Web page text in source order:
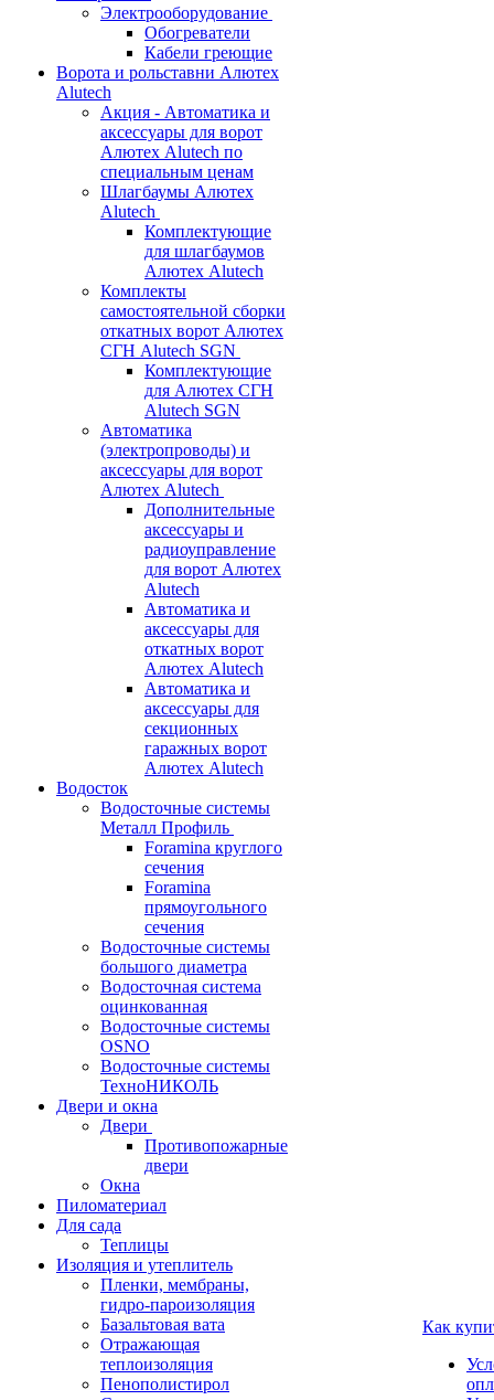
Электрооборудование
Обогреватели
Кабели греющие
Ворота и рольставни Алютех
Alutech
Акция - Автоматика и
аксессуары для ворот
Алютех Alutech по
специальным ценам
Шлагбаумы Алютех
Alutech
Комплектующие
для шлагбаумов
Алютех Alutech
Комплекты
самостоятельной сборки
откатных ворот Алютех
СГН Alutech SGN
Комплектующие
для Алютех СГН
Alutech SGN
Автоматика
(электропроводы) и
аксессуары для ворот
Алютех Alutech
Дополнительные
аксессуары и
радиоуправление
для ворот Алютех
Alutech
Автоматика и
аксессуары для
откатных ворот
Алютех Alutech
Автоматика и
аксессуары для
секционных
гаражных ворот
Алютех Alutech
Водосток
Водосточные системы
Металл Профиль
Foramina круглого
сечения
Foramina
прямоугольного
сечения
Водосточные системы
большого диаметра
Водосточная система
оцинкованная
Водосточные системы
OSNO
Водосточные системы
ТехноНИКОЛЬ
Двери и окна
Двери
Противопожарные
двери
Окна
Пиломатериал
Для сада
Теплицы
Изоляция и утеплитель
Пленки, мембраны,
гидро-пароизоляция
Базальтовая вата
Отражающая
теплоизоляция
Пенополистирол
Как